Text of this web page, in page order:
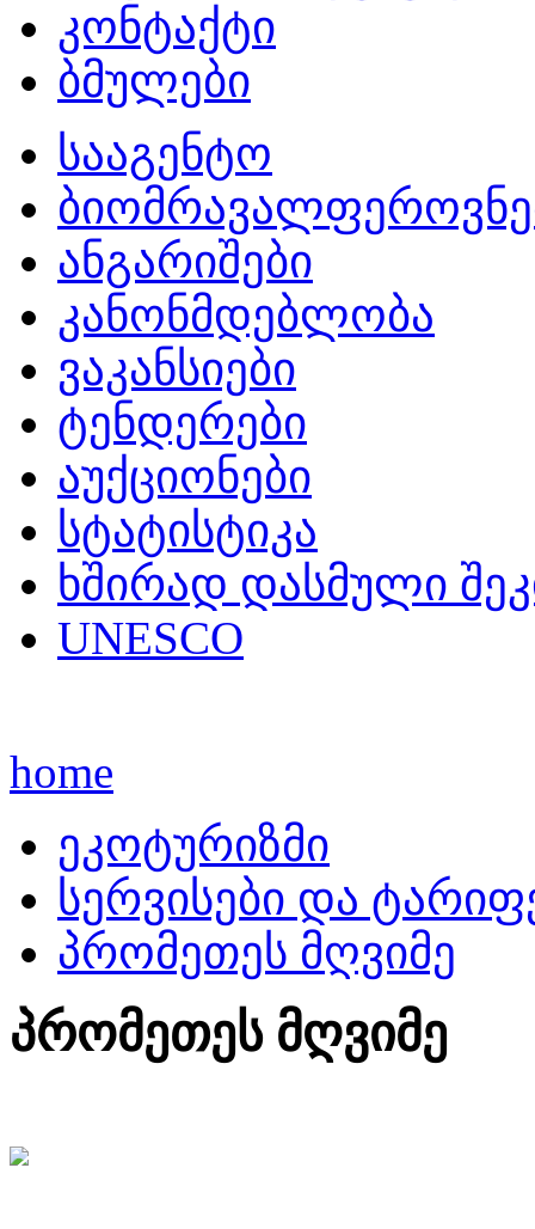
კონტაქტი
ბმულები
სააგენტო
ანგარიშები
კანონმდებლობა
ვაკანსიები
ტენდერები
აუქციონები
სტატისტიკა
ხშირად დასმული
UNESCO
home
ეკოტურიზმი
სერვისები და
პრომეთეს მღვიმე
პრომეთეს მღვიმე